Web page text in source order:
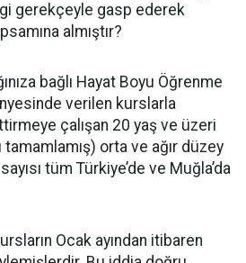
gerekçeyle gasp ederek
almıştır?
bağlı Hayat Boyu Öğrenme
verilen kurslarla
çalışan 20 yaş ve üzeri
tamamlamış) orta ve ağır düzey
tüm Türkiye’de ve Muğla’da
Ocak ayından itibaren